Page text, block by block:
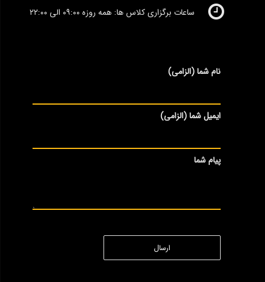
ساعات برگزاری کلاس ها: همه روزه ۰۹:۰۰ الی ۲۲:۰۰
نام شما (الزامی)
ایمیل شما (الزامی)
پیام شما
ارسال